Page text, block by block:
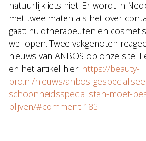
natuurlijk iets niet. Er wordt in
met twee maten als het over
gaat: huidtherapeuten en
wel open. Twee vakgenoten
nieuws van ANBOS op onze site.
en het artikel hier: https://beauty-
pro.nl/nieuws/anbos-
schoonheidsspecialisten-moet-
blijven/#comment-183